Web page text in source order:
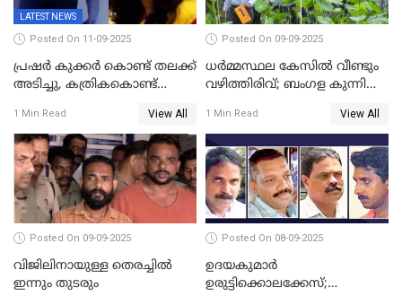
LATEST NEWS
Posted On 11-09-2025
പ്രഷർ കുക്കർ കൊണ്ട് തലക്ക്
അടിച്ചു, കത്രികകൊണ്ട്
കൊലപ്പെടുത്തി; 5 പവൻ
സ്വർണ്ണവും ഒരു ലക്ഷം
രൂപയും കാണാതായി
1 Min Read View All
Posted On 09-09-2025
ധർമ്മസ്ഥല കേസിൽ വീണ്ടും
വഴിത്തിരിവ്; ബംഗള കുന്നിൽ
കണ്ടെത്തി
1 Min Read View All
Posted On 09-09-2025
വിജിലിനായുള്ള തെരച്ചിൽ
ഇന്നും തുടരും
Posted On 08-09-2025
ഉദയകുമാര്‍
ഉരുട്ടിക്കൊലക്കേസ്;